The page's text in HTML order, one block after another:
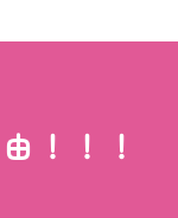
！！！